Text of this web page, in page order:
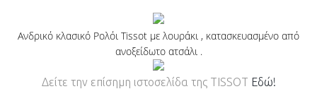
Ανδρικό κλασικό Ρολόι Tissot με λουράκι , κατασκευασμένο από
ανοξείδωτο ατσάλι .
Δείτε την επίσημη ιστοσελίδα της TISSOT Εδώ!